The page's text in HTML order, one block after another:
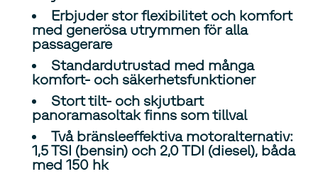
Erbjuder stor flexibilitet och komfort
med generösa utrymmen för alla
passagerare
Standardutrustad med många
komfort- och säkerhetsfunktioner
Stort tilt- och skjutbart
panoramasoltak finns som tillval
Två bränsleeffektiva motoralternativ:
1,5 TSI (bensin) och 2,0 TDI (diesel), båda
med 150 hk